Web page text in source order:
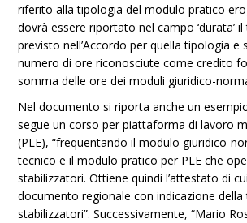
riferito alla tipologia del modulo pratico
dovrà essere riportato nel campo ‘durata’
previsto nell’Accordo per quella tipologia e
numero di ore riconosciute come credito
somma delle ore dei moduli giuridico-
Nel documento si riporta anche un
segue un corso per piattaforma di lavoro
(PLE), “frequentando il modulo giuridico-
tecnico e il modulo pratico per PLE che
stabilizzatori. Ottiene quindi l’attestato di
documento regionale con indicazione della
stabilizzatori”. Successivamente, “Mario